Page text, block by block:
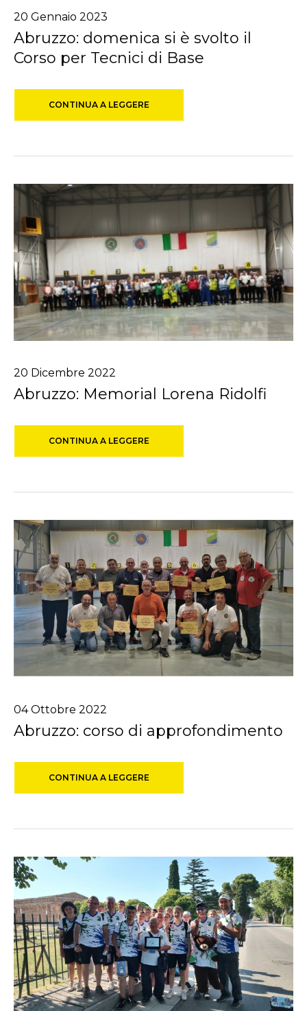
20 Gennaio 2023
Abruzzo: domenica si è svolto il
Corso per Tecnici di Base
CONTINUA A LEGGERE
20 Dicembre 2022
Abruzzo: Memorial Lorena Ridolfi
CONTINUA A LEGGERE
04 Ottobre 2022
Abruzzo: corso di approfondimento
CONTINUA A LEGGERE